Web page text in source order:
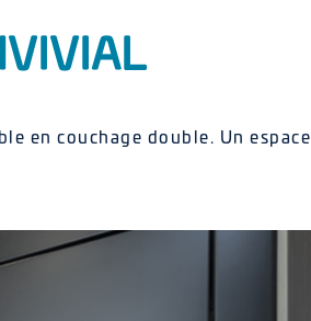
en couchage double. Un espace